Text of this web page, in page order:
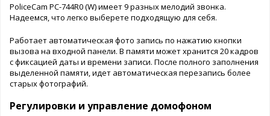
PoliceCam PC-744R0 (W) имеет 9 разных мелодий звонка.
Надеемся, что легко выберете подходящую для себя.
Работает автоматическая фото запись по нажатию кнопки
вызова на входной панели. В памяти может хранится 20 кадров
с фиксацией даты и времени записи. После полного заполнения
выделенной памяти, идет автоматическая перезапись более
старых фотографий.
Регулировки и управление домофоном